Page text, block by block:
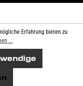
Erfahrung bieten zu
...